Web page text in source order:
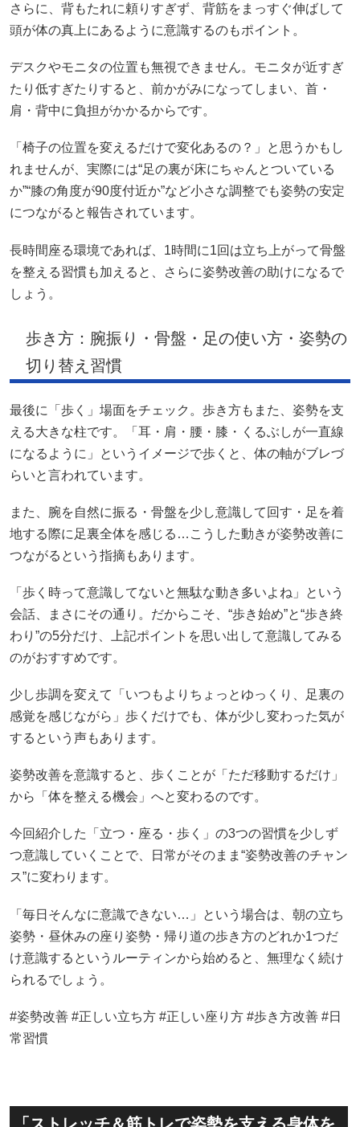
さらに、背もたれに頼りすぎず、背筋をまっすぐ伸ばして
頭が体の真上にあるように意識するのもポイント。
デスクやモニタの位置も無視できません。モニタが近すぎ
たり低すぎたりすると、前かがみになってしまい、首・
肩・背中に負担がかかるからです。
「椅子の位置を変えるだけで変化あるの？」と思うかもし
れませんが、実際には“足の裏が床にちゃんとついている
か”“膝の角度が90度付近か”など小さな調整でも姿勢の安定
につながると報告されています。
長時間座る環境であれば、1時間に1回は立ち上がって骨盤
を整える習慣も加えると、さらに姿勢改善の助けになるで
しょう。
歩き方：腕振り・骨盤・足の使い方・姿勢の
切り替え習慣
最後に「歩く」場面をチェック。歩き方もまた、姿勢を支
える大きな柱です。「耳・肩・腰・膝・くるぶしが一直線
になるように」というイメージで歩くと、体の軸がブレづ
らいと言われています。
また、腕を自然に振る・骨盤を少し意識して回す・足を着
地する際に足裏全体を感じる…こうした動きが姿勢改善に
つながるという指摘もあります。
「歩く時って意識してないと無駄な動き多いよね」という
会話、まさにその通り。だからこそ、“歩き始め”と“歩き終
わり”の5分だけ、上記ポイントを思い出して意識してみる
のがおすすめです。
少し歩調を変えて「いつもよりちょっとゆっくり、足裏の
感覚を感じながら」歩くだけでも、体が少し変わった気が
するという声もあります。
姿勢改善を意識すると、歩くことが「ただ移動するだけ」
から「体を整える機会」へと変わるのです。
今回紹介した「立つ・座る・歩く」の3つの習慣を少しず
つ意識していくことで、日常がそのまま“姿勢改善のチャン
ス”に変わります。
「毎日そんなに意識できない…」という場合は、朝の立ち
姿勢・昼休みの座り姿勢・帰り道の歩き方のどれか1つだ
け意識するというルーティンから始めると、無理なく続け
られるでしょう。
#姿勢改善 #正しい立ち方 #正しい座り方 #歩き方改善 #日
常習慣